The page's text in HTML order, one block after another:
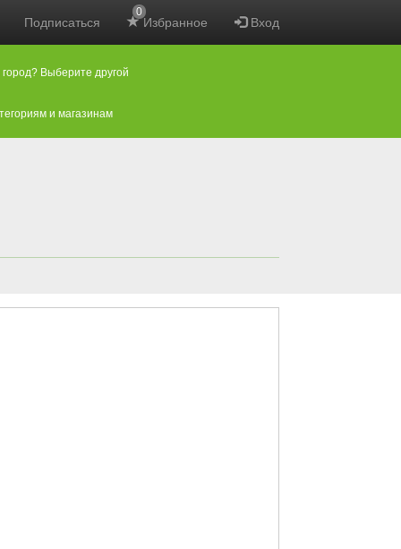
Подписаться Избранное
0
Вход
Выберите другой
и магазинам